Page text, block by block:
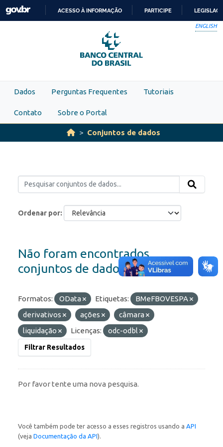
Skip to main content
PARA
O
CONTEÚDO
ACESSO À INFORMAÇÃO PARTICIPE
ENGLISH
Dados Perguntas Frequentes Tutoriais
Contato Sobre o Portal
Conjuntos de dados
Ordenar por
Não foram encontrados
conjuntos de dados
Formatos: OData Etiquetas:
BMeFBOVESPA
derivativos
ações
câmara
liquidação
Licenças: odc-odbl
Filtrar Resultados
Por favor tente uma nova pesquisa.
Você também pode ter acesso a esses registros usando a API
(veja Documentação da API).